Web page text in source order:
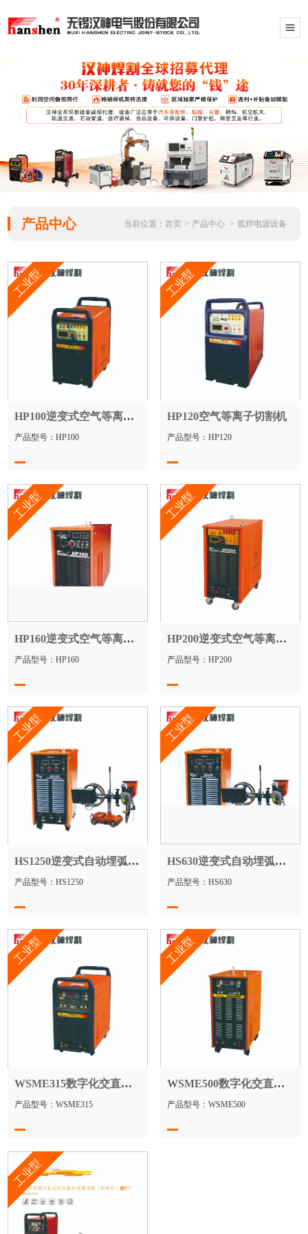
产品中心 当前位置： 首页 > 产品中心 > 弧焊电源设备
HP100逆变式空气等离子切割机
产品型号：HP100
工业型
HP120空气等离子切割机
产品型号：HP120
工业型
HP160逆变式空气等离子切割机
产品型号：HP160
工业型
HP200逆变式空气等离子切割机
产品型号：HP200
工业型
HS1250逆变式自动埋弧焊机
产品型号：HS1250
工业型
HS630逆变式自动埋弧焊机
产品型号：HS630
工业型
WSME315数字化交直流方波脉冲氩弧焊机
产品型号：WSME315
工业型
WSME500数字化交直流方波脉冲氩弧焊机
产品型号：WSME500
工业型
工业型